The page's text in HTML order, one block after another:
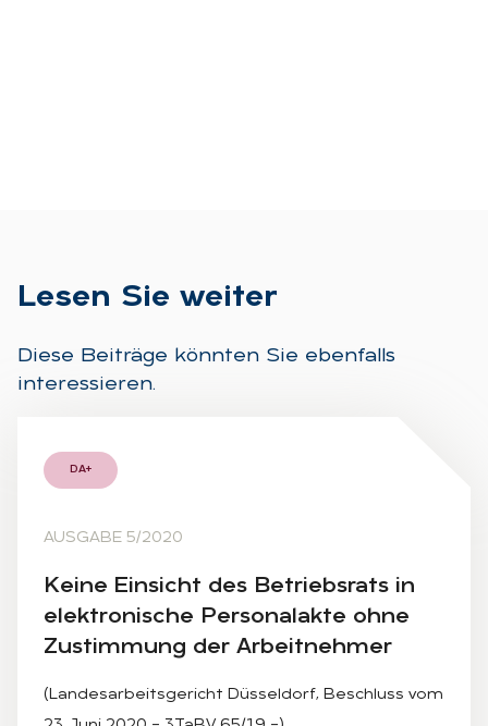
Le­sen Sie wei­ter
Diese Beiträge könnten Sie ebenfalls
interessieren.
DA+
AUSGABE 5/2020
Kei­ne Ein­sicht des Be­triebs­rats in
elek­tro­ni­sche Per­so­nal­ak­te ohne
Zu­stim­mung der Ar­beit­neh­mer
(Landesarbeitsgericht Düsseldorf, Beschluss vom